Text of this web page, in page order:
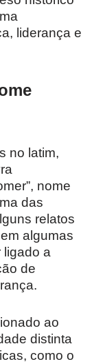
liderança e
no latim,
nome
das
relatos
algumas
ligado a
de
ao
distinta
como o